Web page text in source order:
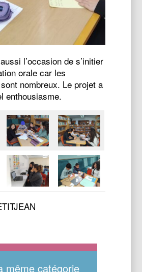
l’occasion de s’initier
orale car les
nombreux. Le projet a
enthousiasme.
même catégorie